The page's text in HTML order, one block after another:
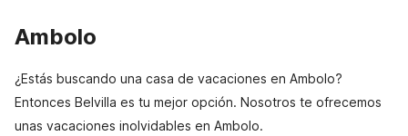
Ambolo
¿Estás buscando una casa de vacaciones en Ambolo?
Entonces Belvilla es tu mejor opción. Nosotros te ofrecemos
unas vacaciones inolvidables en Ambolo.